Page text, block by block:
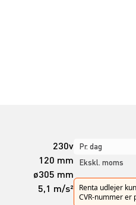
230v
120 mm
ø305 mm
5,1 m/s²
Pr. dag
Ekskl. moms
Renta udlejer
CVR-nummer er